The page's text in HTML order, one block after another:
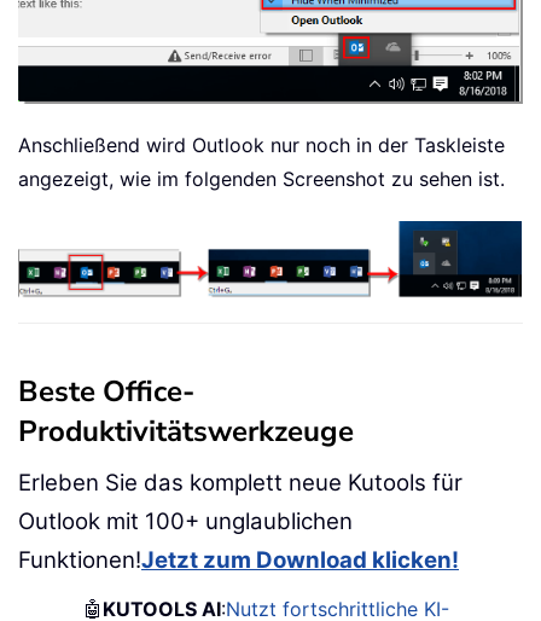
Anschließend wird Outlook nur noch in der Taskleiste
angezeigt, wie im folgenden Screenshot zu sehen ist.
Beste Office-
Produktivitätswerkzeuge
Erleben Sie das komplett neue Kutools für
Outlook mit 100+ unglaublichen
Funktionen!Jetzt zum Download klicken!
🤖 KUTOOLS AI:Nutzt fortschrittliche KI-